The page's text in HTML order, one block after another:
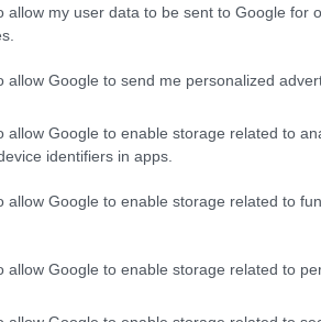
allow my user data to be sent to Google for
allow Google to send me personalized
allow Google to enable storage related to
identifiers in apps.
allow Google to enable storage related to
allow Google to enable storage related to
a The Sims film
gyógyulnak be
második évadának talán legjobb